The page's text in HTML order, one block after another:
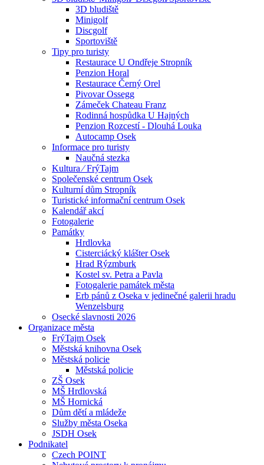
3D bludiště
Minigolf
Discgolf
Sportoviště
Tipy pro turisty
Restaurace U Ondřeje Stropník
Penzion Horal
Restaurace Černý Orel
Pivovar Ossegg
Zámeček Chateau Franz
Rodinná hospůdka U Hajných
Penzion Rozcestí - Dlouhá Louka
Autocamp Osek
Informace pro turisty
Naučná stezka
Kultura ⁄ FrýTajm
Společenské centrum Osek
Kulturní dům Stropník
Turistické informační centrum Osek
Kalendář akcí
Fotogalerie
Památky
Hrdlovka
Cisterciácký klášter Osek
Hrad Rýzmburk
Kostel sv. Petra a Pavla
Fotogalerie památek města
Erb pánů z Oseka v jedinečné galerii hradu
Wenzelsburg
Osecké slavnosti 2026
Organizace města
FrýTajm Osek
Městská knihovna Osek
Městská policie
Městská policie
ZŠ Osek
MŠ Hrdlovská
MŠ Hornická
Dům dětí a mládeže
Služby města Oseka
JSDH Osek
Podnikatel
Czech POINT